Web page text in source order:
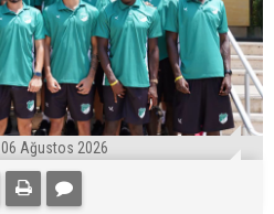
06 Ağustos 2026